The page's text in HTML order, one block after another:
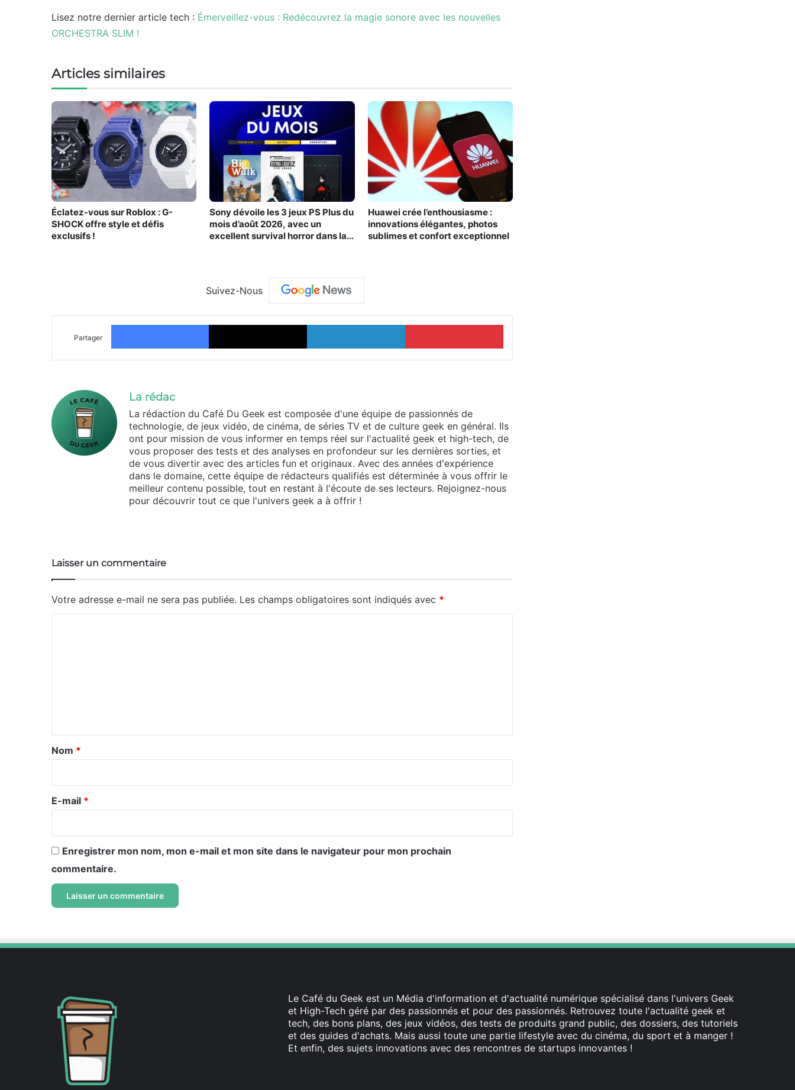
Lisez notre dernier article tech : Émerveillez-vous : Redécouvrez la magie sonore avec les nouvelles
ORCHESTRA SLIM !
Articles similaires
Éclatez-vous sur Roblox : G-
SHOCK offre style et défis
exclusifs !
Sony dévoile les 3 jeux PS Plus du
mois d’août 2026, avec un
excellent survival horror dans la
Huawei crée l’enthousiasme :
innovations élégantes, photos
sublimes et confort exceptionnel
Suivez-Nous
Partager
Facebook X Linkedin Pinterest
La rédac
La rédaction du Café Du Geek est composée d'une équipe de passionnés de
technologie, de jeux vidéo, de cinéma, de séries TV et de culture geek en général. Ils
ont pour mission de vous informer en temps réel sur l'actualité geek et high-tech, de
vous proposer des tests et des analyses en profondeur sur les dernières sorties, et
de vous divertir avec des articles fun et originaux. Avec des années d'expérience
dans le domaine, cette équipe de rédacteurs qualifiés est déterminée à vous offrir le
meilleur contenu possible, tout en restant à l'écoute de ses lecteurs. Rejoignez-nous
pour découvrir tout ce que l'univers geek a à offrir !
Laisser un commentaire
Votre adresse e-mail ne sera pas publiée. Les champs obligatoires sont indiqués avec *
a
r
e
Nom *
E-mail *
Enregistrer mon nom, mon e-mail et mon site dans le navigateur pour mon prochain
commentaire.
Le Café du Geek est un Média d'information et d'actualité numérique spécialisé dans l'univers Geek
et High-Tech géré par des passionnés et pour des passionnés. Retrouvez toute l'actualité geek et
tech, des bons plans, des jeux vidéos, des tests de produits grand public, des dossiers, des tutoriels
et des guides d'achats. Mais aussi toute une partie lifestyle avec du cinéma, du sport et à manger !
Et enfin, des sujets innovations avec des rencontres de startups innovantes !